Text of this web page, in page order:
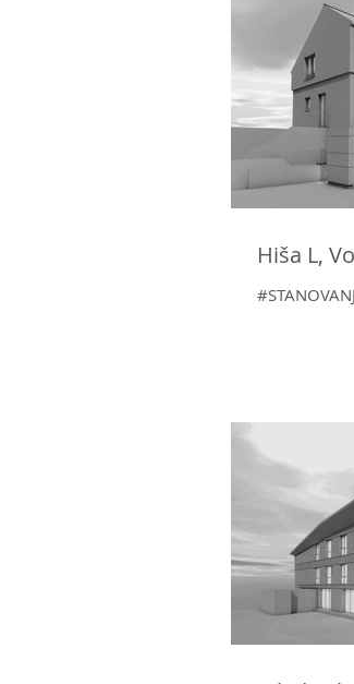
Hiša L,